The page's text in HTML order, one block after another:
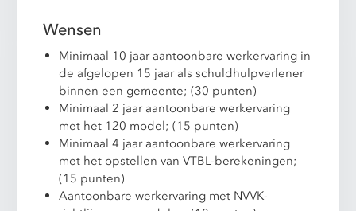
Wensen
Minimaal 10 jaar aantoonbare werkervaring in
de afgelopen 15 jaar als schuldhulpverlener
binnen een gemeente; (30 punten)
Minimaal 2 jaar aantoonbare werkervaring
met het 120 model; (15 punten)
Minimaal 4 jaar aantoonbare werkervaring
met het opstellen van VTBL-berekeningen;
(15 punten)
Aantoonbare werkervaring met NVVK-